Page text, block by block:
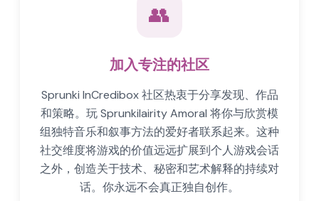
👥
加入专注的社区
Sprunki InCredibox 社区热衷于分享发现、作品
和策略。玩 Sprunkilairity Amoral 将你与欣赏模
组独特音乐和叙事方法的爱好者联系起来。这种
社交维度将游戏的价值远远扩展到个人游戏会话
之外，创造关于技术、秘密和艺术解释的持续对
话。你永远不会真正独自创作。